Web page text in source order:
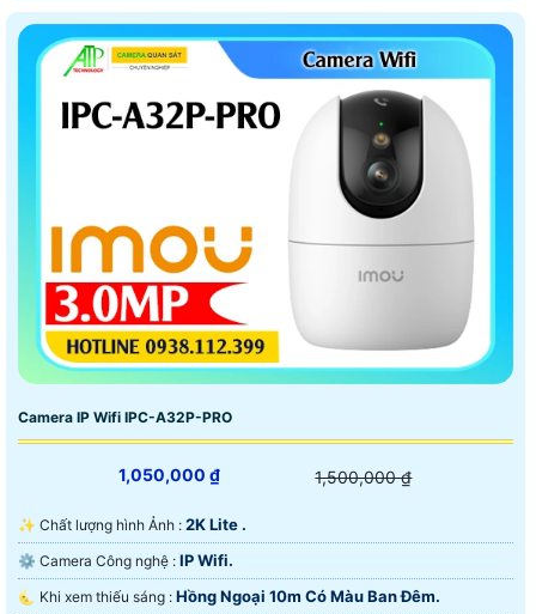
Camera IP Wifi IPC-A32P-PRO
1,050,000 ₫ 1,500,000 ₫
✨ Chất lượng hình Ảnh : 2K Lite .
⚙ Camera Công nghệ : IP Wifi.
🌜 Khi xem thiếu sáng : Hồng Ngoại 10m Có Màu Ban Ðêm.